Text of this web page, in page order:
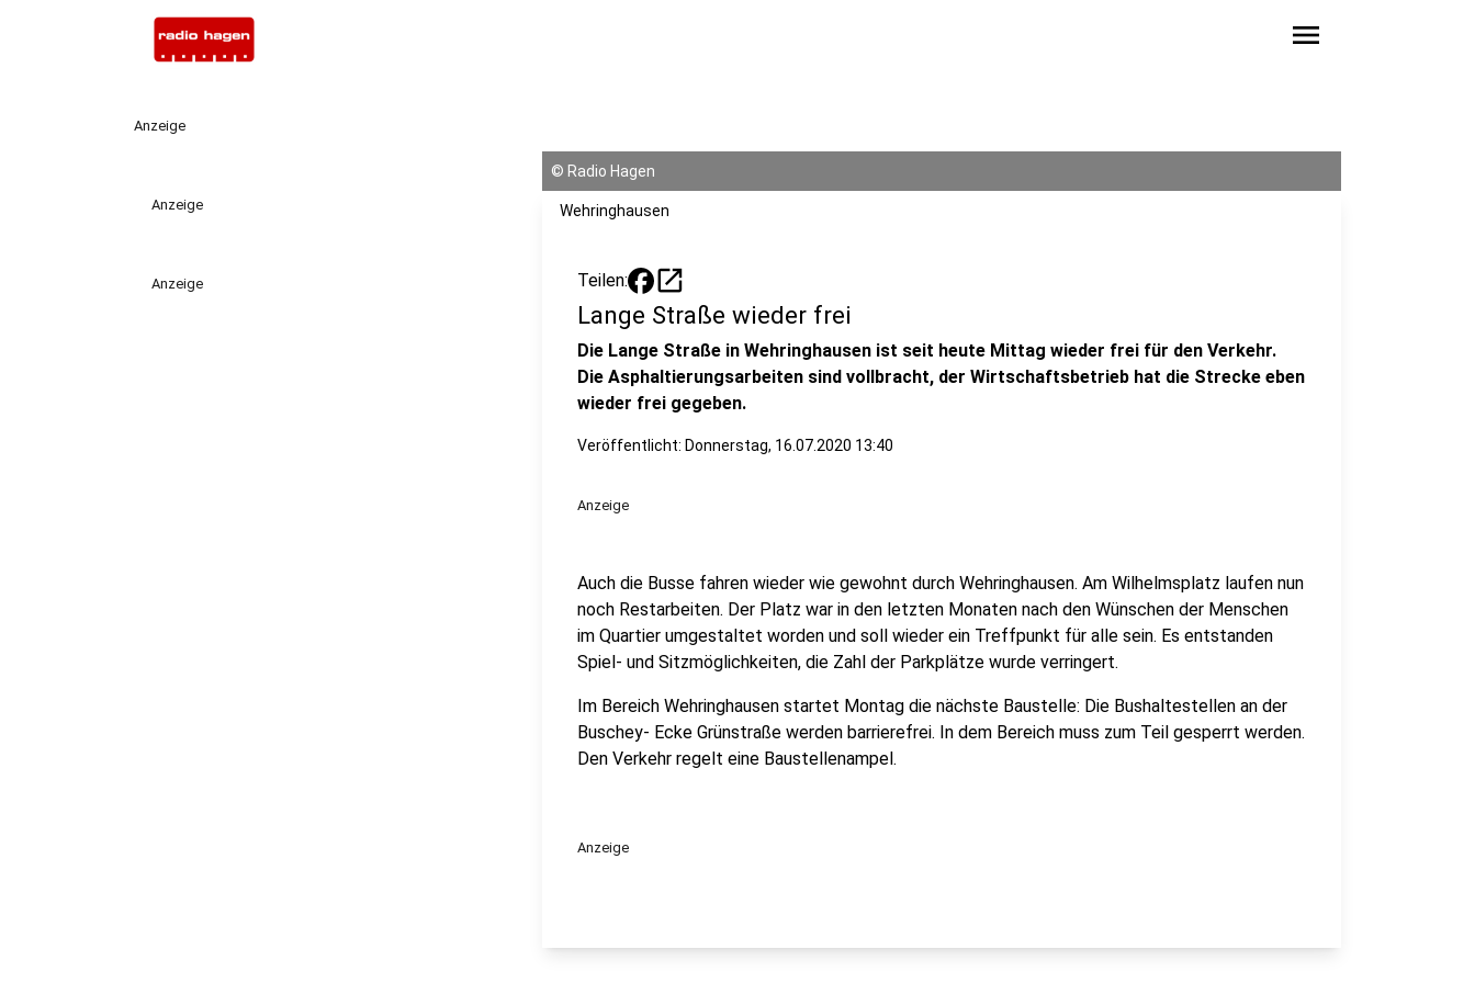
menu
Anzeige
Anzeige
Anzeige
© Radio Hagen
Wehringhausen
Teilen: open_in_new
Lange Straße wieder frei
Die Lange Straße in Wehringhausen ist seit heute Mittag wieder frei für den Verkehr.
Die Asphaltierungsarbeiten sind vollbracht, der Wirtschaftsbetrieb hat die Strecke eben
wieder frei gegeben.
Veröffentlicht: Donnerstag, 16.07.2020 13:40
Anzeige
Auch die Busse fahren wieder wie gewohnt durch Wehringhausen. Am Wilhelmsplatz laufen nun
noch Restarbeiten. Der Platz war in den letzten Monaten nach den Wünschen der Menschen
im Quartier umgestaltet worden und soll wieder ein Treffpunkt für alle sein. Es entstanden
Spiel- und Sitzmöglichkeiten, die Zahl der Parkplätze wurde verringert.
Im Bereich Wehringhausen startet Montag die nächste Baustelle: Die Bushaltestellen an der
Buschey- Ecke Grünstraße werden barrierefrei. In dem Bereich muss zum Teil gesperrt werden.
Den Verkehr regelt eine Baustellenampel.
Anzeige